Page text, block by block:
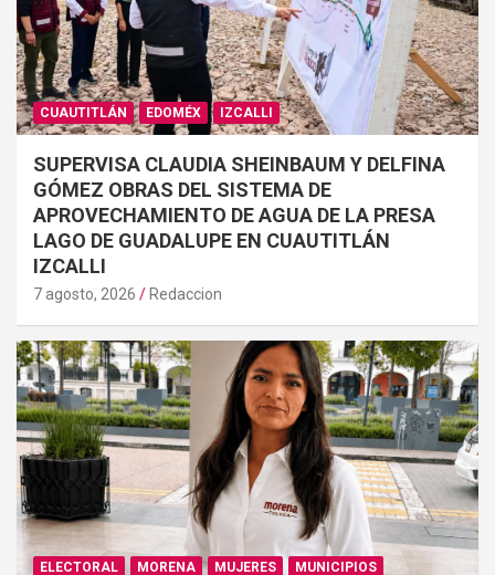
CUAUTITLÁN EDOMÉX IZCALLI
SUPERVISA CLAUDIA SHEINBAUM Y DELFINA
GÓMEZ OBRAS DEL SISTEMA DE
APROVECHAMIENTO DE AGUA DE LA PRESA
LAGO DE GUADALUPE EN CUAUTITLÁN
IZCALLI
7 agosto, 2026 Redaccion
ELECTORAL MORENA MUJERES
MUNICIPIOS